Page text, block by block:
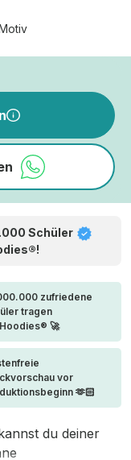
Schüler
zufriedene
tragen
🚀
vor
🫶🏻
du deiner